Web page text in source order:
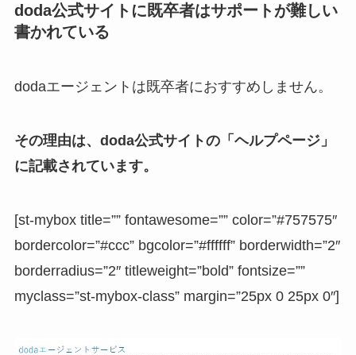
doda公式サイトに既卒者はサポートが難しい
書かれている
dodaエージェントは既卒者におすすめしません。
その理由は、doda公式サイトの「ヘルプページ」
に記載されています。
[st-mybox title=”” fontawesome=”” color=”#757575″
bordercolor=”#ccc” bgcolor=”#ffffff” borderwidth=”2″
borderradius=”2″ titleweight=”bold” fontsize=””
myclass=”st-mybox-class” margin=”25px 0 25px 0″]